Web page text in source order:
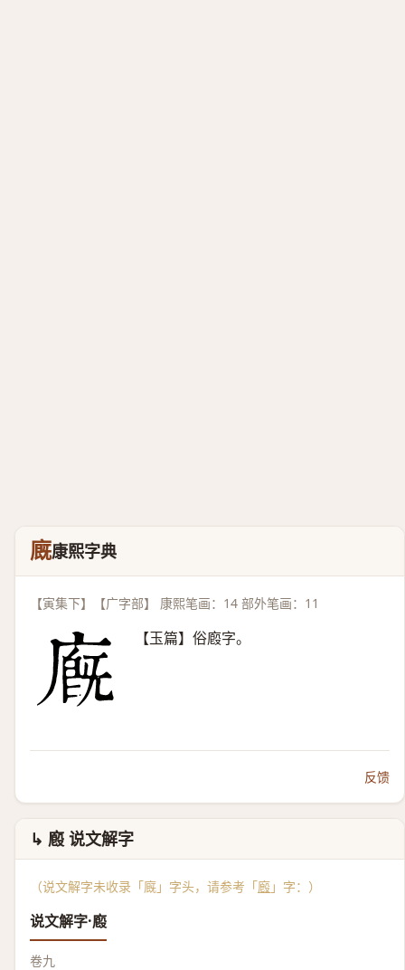
廐康熙字典
【寅集下】【广字部】 康熙笔画：14 部外笔画：11
【玉篇】俗廏字。
反馈
↳ 廏 说文解字
（说文解字未收录「廐」字头，请参考「廏 」字：）
说文解字·廏
卷九